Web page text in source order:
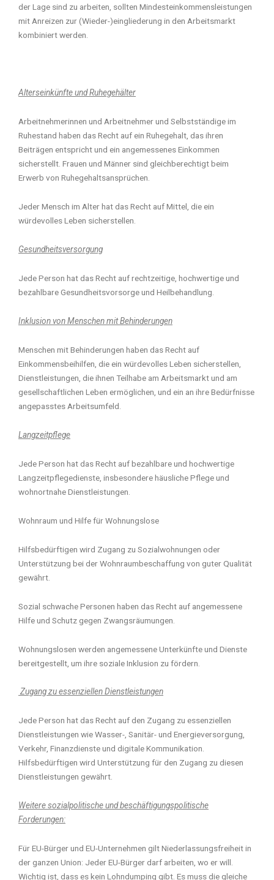
der Lage sind zu arbeiten, sollten Mindesteinkommensleistungen
mit Anreizen zur (Wieder-)eingliederung in den Arbeitsmarkt
kombiniert werden.
Alterseinkünfte und Ruhegehälter
Arbeitnehmerinnen und Arbeitnehmer und Selbstständige im
Ruhestand haben das Recht auf ein Ruhegehalt, das ihren
Beiträgen entspricht und ein angemessenes Einkommen
sicherstellt. Frauen und Männer sind gleichberechtigt beim
Erwerb von Ruhegehaltsansprüchen.
Jeder Mensch im Alter hat das Recht auf Mittel, die ein
würdevolles Leben sicherstellen.
Gesundheitsversorgung
Jede Person hat das Recht auf rechtzeitige, hochwertige und
bezahlbare Gesundheitsvorsorge und Heilbehandlung.
Inklusion von Menschen mit Behinderungen
Menschen mit Behinderungen haben das Recht auf
Einkommensbeihilfen, die ein würdevolles Leben sicherstellen,
Dienstleistungen, die ihnen Teilhabe am Arbeitsmarkt und am
gesellschaftlichen Leben ermöglichen, und ein an ihre Bedürfnisse
angepasstes Arbeitsumfeld.
Langzeitpflege
Jede Person hat das Recht auf bezahlbare und hochwertige
Langzeitpflegedienste, insbesondere häusliche Pflege und
wohnortnahe Dienstleistungen.
Wohnraum und Hilfe für Wohnungslose
Hilfsbedürftigen wird Zugang zu Sozialwohnungen oder
Unterstützung bei der Wohnraumbeschaffung von guter Qualität
gewährt.
Sozial schwache Personen haben das Recht auf angemessene
Hilfe und Schutz gegen Zwangsräumungen.
Wohnungslosen werden angemessene Unterkünfte und Dienste
bereitgestellt, um ihre soziale Inklusion zu fördern.
Zugang zu essenziellen Dienstleistungen
Jede Person hat das Recht auf den Zugang zu essenziellen
Dienstleistungen wie Wasser-, Sanitär- und Energieversorgung,
Verkehr, Finanzdienste und digitale Kommunikation.
Hilfsbedürftigen wird Unterstützung für den Zugang zu diesen
Dienstleistungen gewährt.
Weitere sozialpolitische und beschäftigungspolitische
Forderungen:
Für EU-Bürger und EU-Unternehmen gilt Niederlassungsfreiheit in
der ganzen Union: Jeder EU-Bürger darf arbeiten, wo er will.
Wichtig ist, dass es kein Lohndumping gibt. Es muss die gleiche